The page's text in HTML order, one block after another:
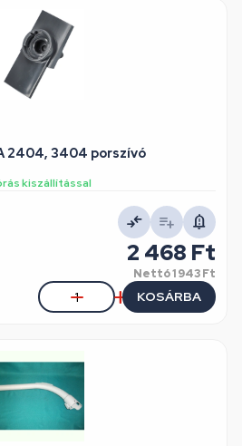
aljzat ETA 2404, 3404 porszívó
kiszállítással
2 468 Ft
Nettó1 943 Ft
KOSÁRBA